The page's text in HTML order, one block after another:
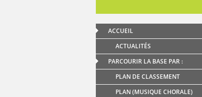
ACCUEIL
ACTUALITÉS
PARCOURIR LA BASE PAR :
PLAN DE CLASSEMENT
PLAN (MUSIQUE CHORALE)